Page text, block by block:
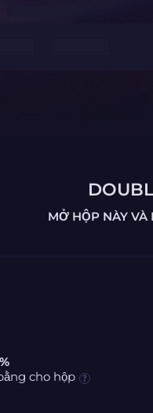
MỞ HỘP NÀY VÀ
cho hộp